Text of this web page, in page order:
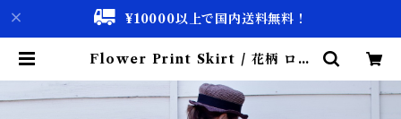
¥10000以上で国内送料無料！
Flower Print Skirt / 花柄 ロン
【古着 & Vintage 通販】